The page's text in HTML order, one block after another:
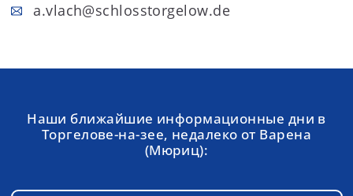
a.vlach@schlosstorgelow.de
Наши ближайшие информационные дни в
Торгелове-на-зее, недалеко от Варена
(Мюриц):